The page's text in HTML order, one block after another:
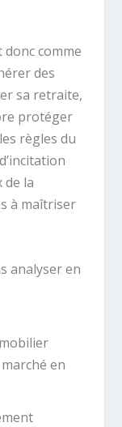
comme
des
sa retraite,
protéger
règles du
de la
à maîtriser
analyser en
en